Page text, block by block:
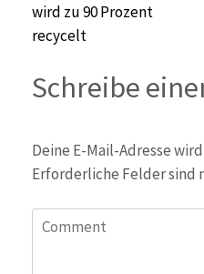
wird zu 90 Prozent
recycelt
Schreibe
Deine E-Mail-Adresse
Erforderliche Felder sind
Comment